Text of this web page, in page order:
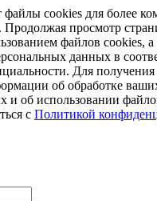
файлы cookies для более
Продолжая просмотр
файлов cookies, а
данных в
Для получения
об обработке
и об использовании
с Политикой